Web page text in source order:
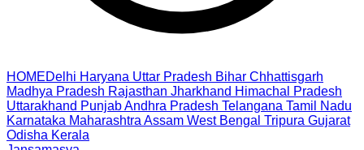
HOMEDelhi Haryana Uttar Pradesh Bihar Chhattisgarh
Madhya Pradesh Rajasthan Jharkhand Himachal Pradesh
Uttarakhand PunjabAndhra Pradesh Telangana Tamil Nadu
Karnataka Maharashtra Assam West Bengal Tripura Gujarat
Odisha Kerala